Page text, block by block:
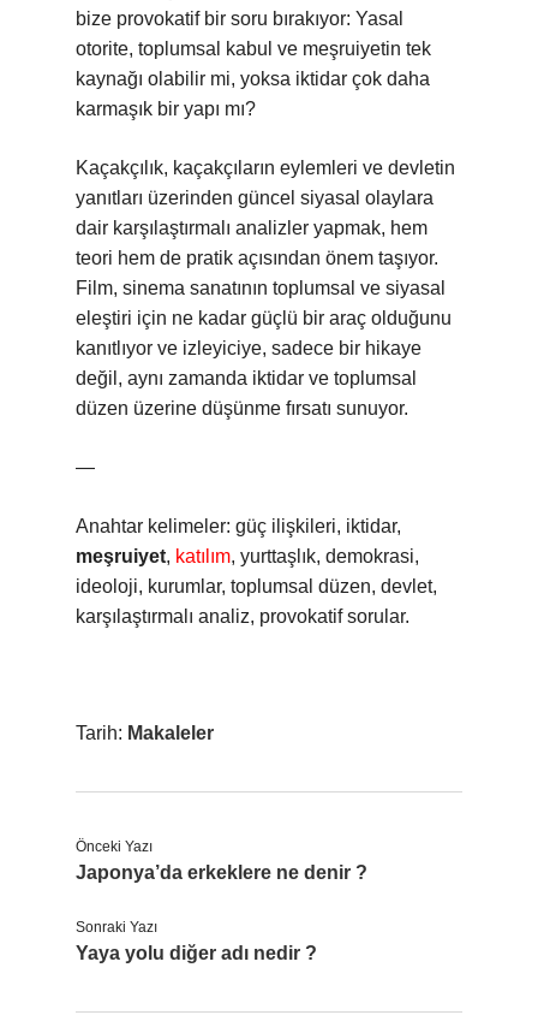
bize provokatif bir soru bırakıyor: Yasal
otorite, toplumsal kabul ve meşruiyetin tek
kaynağı olabilir mi, yoksa iktidar çok daha
karmaşık bir yapı mı?
Kaçakçılık, kaçakçıların eylemleri ve devletin
yanıtları üzerinden güncel siyasal olaylara
dair karşılaştırmalı analizler yapmak, hem
teori hem de pratik açısından önem taşıyor.
Film, sinema sanatının toplumsal ve siyasal
eleştiri için ne kadar güçlü bir araç olduğunu
kanıtlıyor ve izleyiciye, sadece bir hikaye
değil, aynı zamanda iktidar ve toplumsal
düzen üzerine düşünme fırsatı sunuyor.
—
Anahtar kelimeler: güç ilişkileri, iktidar,
meşruiyet, katılım, yurttaşlık, demokrasi,
ideoloji, kurumlar, toplumsal düzen, devlet,
karşılaştırmalı analiz, provokatif sorular.
Tarih: Makaleler
Önceki Yazı
Japonya’da erkeklere ne denir ?
Sonraki Yazı
Yaya yolu diğer adı nedir ?